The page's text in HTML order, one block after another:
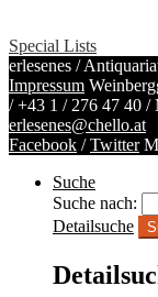
Special Lists
erlesenes /
Impressum
/+43 1 / 276 47 40 /
erlesenes@chello.at
Facebook /Twitter
Suche
Suche nach:
Detailsuche